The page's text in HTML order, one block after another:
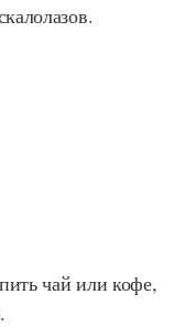
чай или кофе,